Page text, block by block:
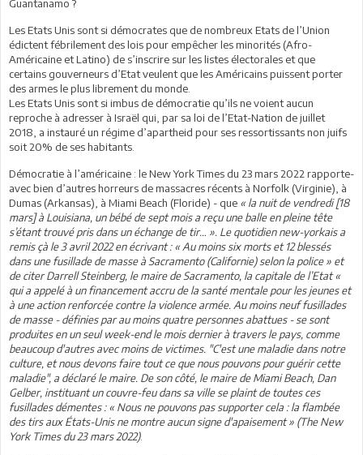
Guantanamo ?
Les Etats Unis sont si démocrates que de nombreux Etats de l’Union
édictent fébrilement des lois pour empêcher les minorités (Afro-
Américaine et Latino) de s’inscrire sur les listes électorales et que
certains gouverneurs d’Etat veulent que les Américains puissent porter
des armes le plus librement du monde.
Les Etats Unis sont si imbus de démocratie qu’ils ne voient aucun
reproche à adresser à Israël qui, par sa loi de l’Etat-Nation de juillet
2018, a instauré un régime d’apartheid pour ses ressortissants non juifs
soit 20% de ses habitants.
Démocratie à l’américaine : le New York Times du 23 mars 2022 rapporte-
avec bien d’autres horreurs de massacres récents à Norfolk (Virginie), à
Dumas (Arkansas), à Miami Beach (Floride) - que « la nuit de vendredi [18
mars] à Louisiana, un bébé de sept mois a reçu une balle en pleine tête
s’étant trouvé pris dans un échange de tir… ». Le quotidien new-yorkais a
remis çà le 3 avril 2022 en écrivant : « Au moins six morts et 12 blessés
dans une fusillade de masse à Sacramento (Californie) selon la police » et
de citer Darrell Steinberg, le maire de Sacramento, la capitale de l’Etat «
qui a appelé à un financement accru de la santé mentale pour les jeunes et
à une action renforcée contre la violence armée. Au moins neuf fusillades
de masse - définies par au moins quatre personnes abattues - se sont
produites en un seul week-end le mois dernier à travers le pays, comme
beaucoup d'autres avec moins de victimes. "C'est une maladie dans notre
culture, et nous devons faire tout ce que nous pouvons pour guérir cette
maladie", a déclaré le maire. De son côté, le maire de Miami Beach, Dan
Gelber, instituant un couvre-feu dans sa ville se plaint de toutes ces
fusillades démentes : « Nous ne pouvons pas supporter cela : la flambée
des tirs aux États-Unis ne montre aucun signe d'apaisement » (The New
York Times du 23 mars 2022).